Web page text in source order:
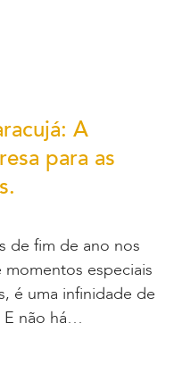
A
para as
de fim de ano nos
especiais
é uma infinidade de
E não há…